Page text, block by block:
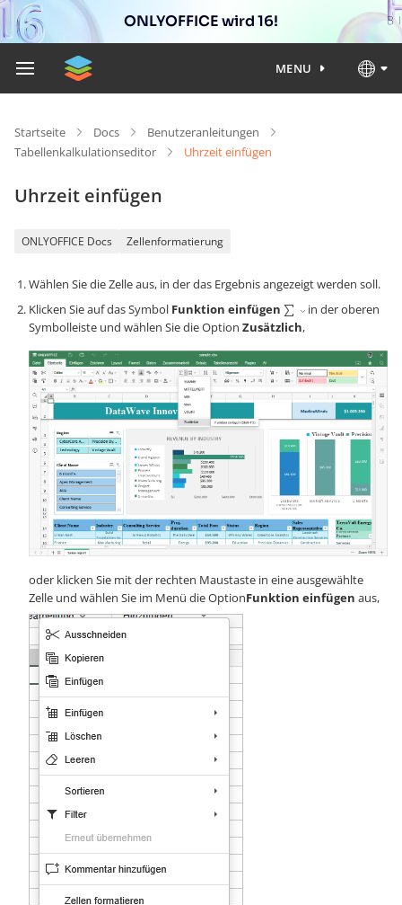
ONLYOFFICE wird 16!
MENU
Startseite Docs
Benutzeranleitungen
Tabellenkalkulationseditor
Uhrzeit einfügen
Uhrzeit einfügen
ONLYOFFICE Docs Zellenformatierung
Wählen Sie die Zelle aus, in der das Ergebnis angezeigt werden soll.
Klicken Sie auf das Symbol Funktion einfügen
in der oberen
Symbolleiste und wählen Sie die Option Zusätzlich,
oder klicken Sie mit der rechten Maustaste in eine ausgewählte
Zelle und wählen Sie im Menü die OptionFunktion einfügen aus,